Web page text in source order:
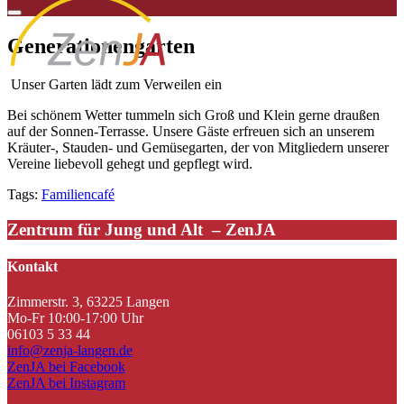
Generationengarten
Unser Garten lädt zum Verweilen ein
Bei schönem Wetter tummeln sich Groß und Klein gerne draußen
auf der Sonnen-Terrasse. Unsere Gäste erfreuen sich an unserem
Kräuter-, Stauden- und Gemüsegarten, der von Mitgliedern unserer
Vereine liebevoll gehegt und gepflegt wird.
Tags: Familiencafé
Zentrum für Jung und Alt – ZenJA
Kontakt
Zimmerstr. 3, 63225 Langen
Mo-Fr 10:00-17:00 Uhr
06103 5 33 44
info@zenja-langen.de
ZenJA bei Facebook
ZenJA bei Instagram